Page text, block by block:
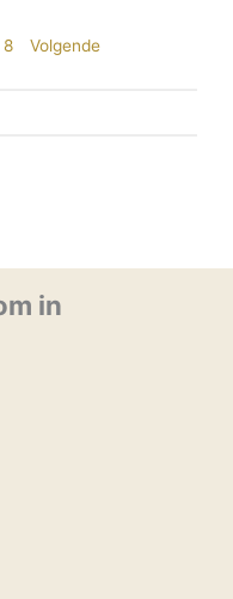
8 Volgende
in